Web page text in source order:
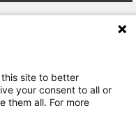
MUNDO
site to better
your consent to all or
them all. For more